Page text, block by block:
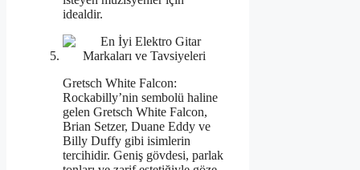
idealdir.
Gretsch White Falcon:
Rockabilly’nin sembolü haline
gelen Gretsch White Falcon,
Brian Setzer, Duane Eddy ve
Billy Duffy gibi isimlerin
tercihidir. Geniş gövdesi, parlak